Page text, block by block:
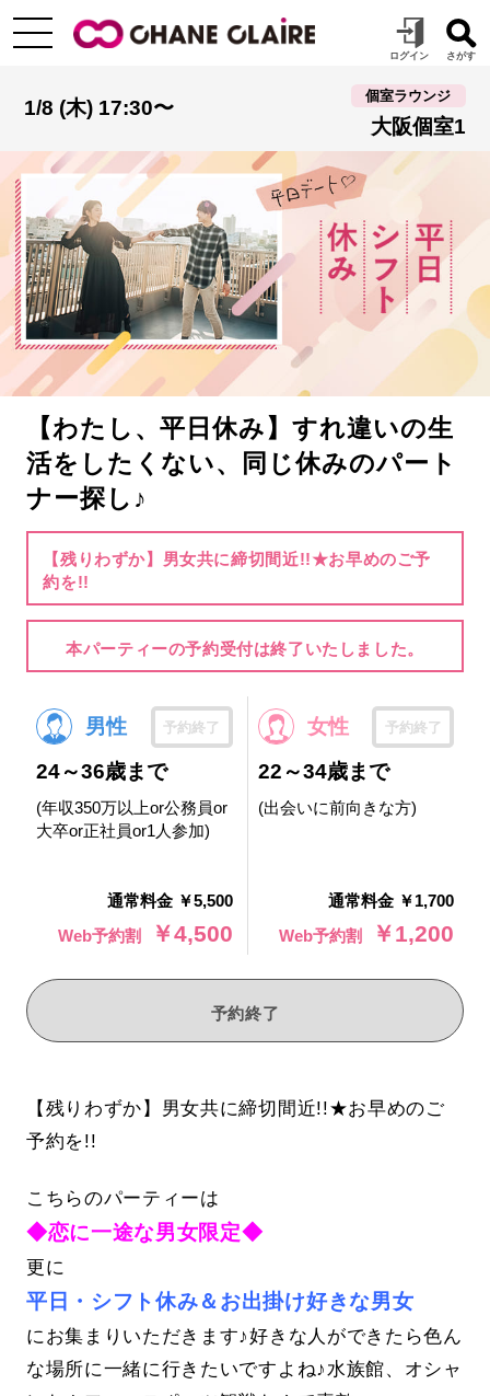
1/8 (木) 17:30〜
個室ラウンジ
大阪個室1
【わたし、平日休み】すれ違いの生
活をしたくない、同じ休みのパート
ナー探し♪
【残りわずか】男女共に締切間近!!★お早めのご予
約を!!
本パーティーの予約受付は終了いたしました。
男性 予約終了
24～36歳まで
(年収350万以上or公務員or
大卒or正社員or1人参加)
通常料金 ￥5,500
Web予約割
￥4,500
女性 予約終了
22～34歳まで
(出会いに前向きな方)
通常料金 ￥1,700
Web予約割
￥1,200
予約終了
【残りわずか】男女共に締切間近!!★お早めのご
予約を!!
こちらのパーティーは
◆恋に一途な男女限定◆
更に
平日・シフト休み＆お出掛け好きな男女
にお集まりいただきます♪好きな人ができたら色ん
な場所に一緒に行きたいですよね♪水族館、オシャ